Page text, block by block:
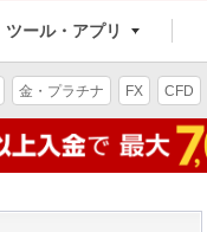
ツール・アプリ
金・プラチナ FX CFD